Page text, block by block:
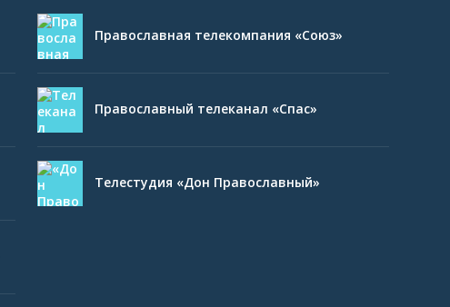
Православная телекомпания «Союз»
Православный телеканал «Спас»
Телестудия «Дон Православный»